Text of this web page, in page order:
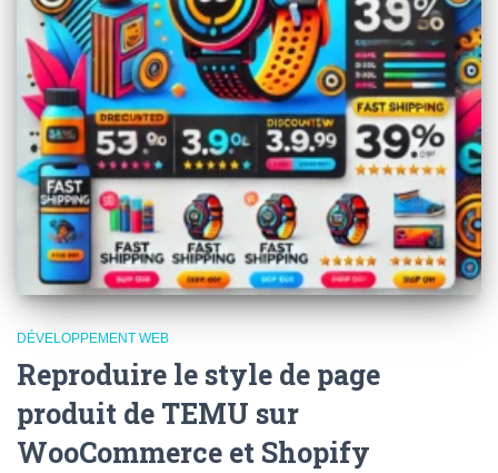
DÉVELOPPEMENT WEB
Reproduire le style de page
produit de TEMU sur
WooCommerce et Shopify